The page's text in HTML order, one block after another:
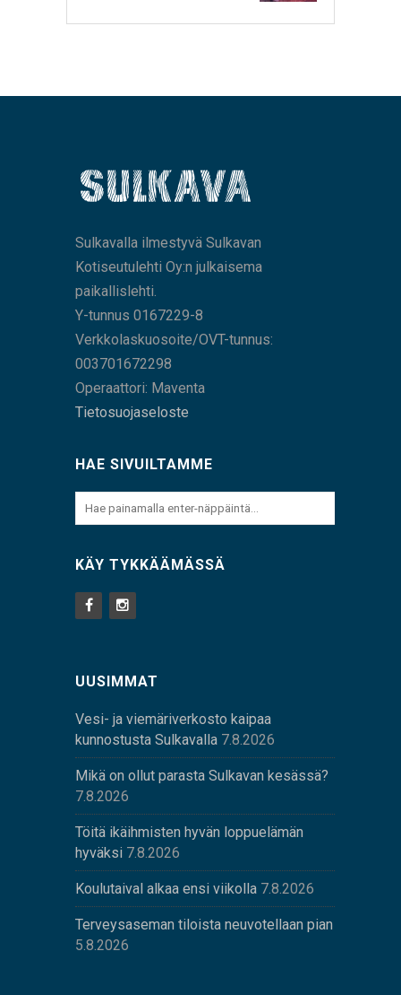
Sulkavalla ilmestyvä Sulkavan
Kotiseutulehti Oy:n julkaisema
paikallislehti.
Y-tunnus 0167229-8
Verkkolaskuosoite/OVT-tunnus:
003701672298
Operaattori: Maventa
Tietosuojaseloste
HAE SIVUILTAMME
KÄY TYKKÄÄMÄSSÄ
UUSIMMAT
Vesi- ja viemäriverkosto kaipaa
kunnostusta Sulkavalla 7.8.2026
Mikä on ollut parasta Sulkavan kesässä?
7.8.2026
Töitä ikäihmisten hyvän loppuelämän
hyväksi 7.8.2026
Koulutaival alkaa ensi viikolla 7.8.2026
Terveysaseman tiloista neuvotellaan pian
5.8.2026